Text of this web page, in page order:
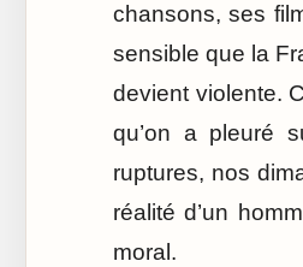
chansons, ses
sensible que la
devient violente.
qu’on a pleuré
ruptures, nos
réalité d’un
moral.